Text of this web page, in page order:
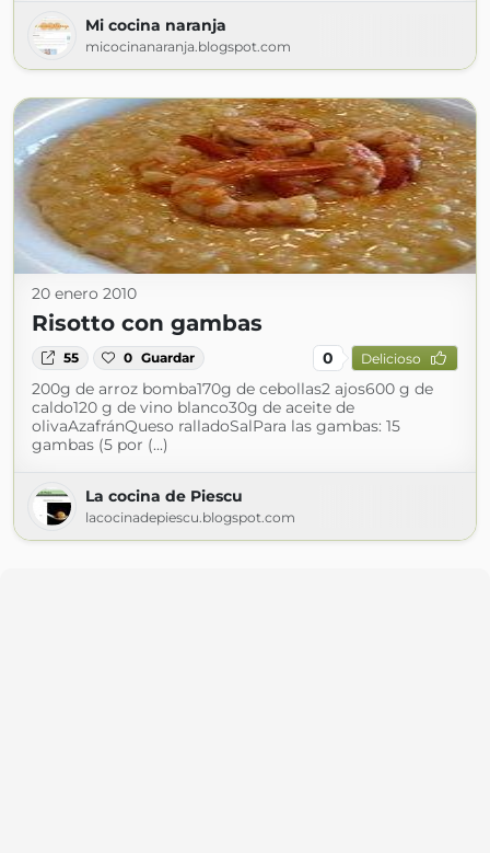
Mi cocina naranja
micocinanaranja.blogspot.com
20 enero 2010
Risotto con gambas
55 0 Guardar 0 Delicioso
200g de arroz bomba170g de cebollas2 ajos600 g de
caldo120 g de vino blanco30g de aceite de
olivaAzafránQueso ralladoSalPara las gambas: 15
gambas (5 por (...)
La cocina de Piescu
lacocinadepiescu.blogspot.com